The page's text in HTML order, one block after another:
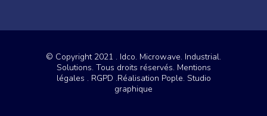
© Copyright 2021 . Idco. Microwave. Industrial.
Solutions. Tous droits réservés. Mentions
légales . RGPD .Réalisation Pople. Studio
graphique